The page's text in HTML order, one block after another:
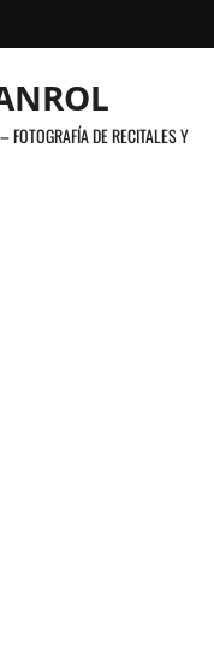
DE RECITALES Y